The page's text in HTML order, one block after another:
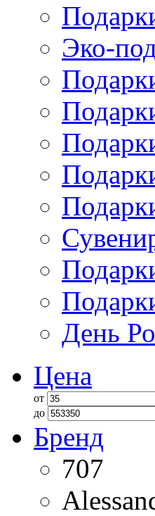
Эко-
День
Цена
от
до
Бренд
707